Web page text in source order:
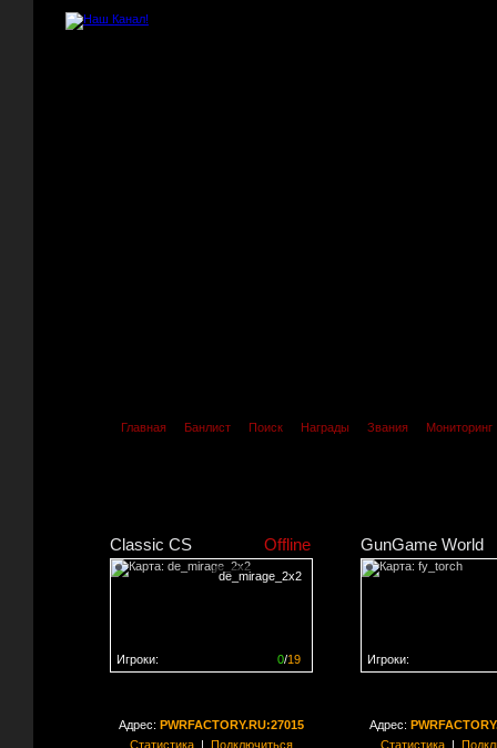
Главная Банлист Поиск Награды Звания Мониторинг
Classic CS Offline
de_mirage_2x2
0/19
Игроки:
GunGame World
Игроки:
Адрес: PWRFACTORY.RU:27015
Статистика| Подключиться
Адрес:
Статистика|